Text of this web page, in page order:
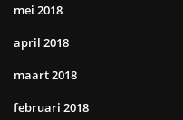
mei 2018
april 2018
maart 2018
februari 2018